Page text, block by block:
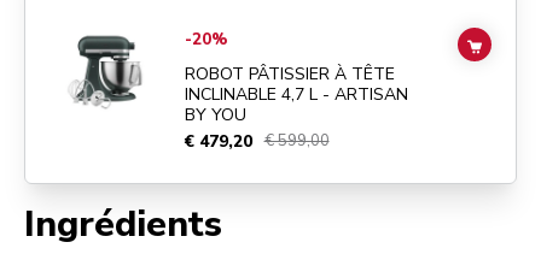
Ingrédients
Go toROBOT PÂTISSIER À TÊTE INCLINABLE 4,7 L - ARTISAN BY
-20%
ROBOT PÂTISSIER À TÊTE
INCLINABLE 4,7 L - ARTISAN
BY YOU
€ 479,20 € 599,00
ADD